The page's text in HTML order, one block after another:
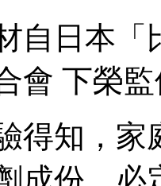
日本「
會 下榮
知，家